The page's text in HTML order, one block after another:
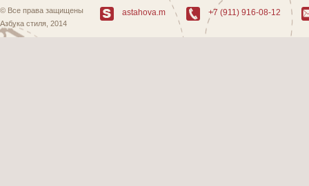
© Все права защищены
Азбука стиля, 2014
astahova.m +7 (911) 916-08-12